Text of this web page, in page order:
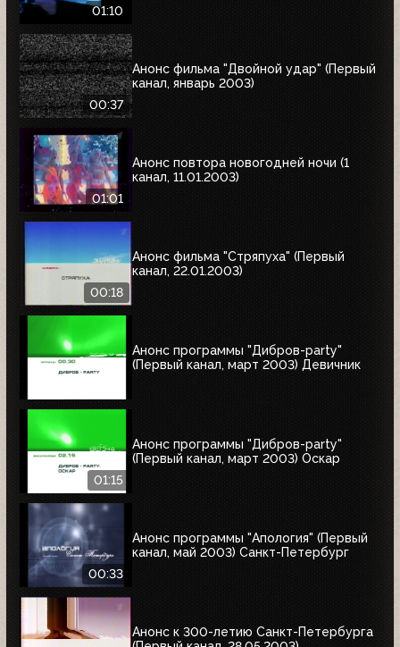
01:10
00:37
Анонс фильма "Двойной удар" (Первый
канал, январь 2003)
01:01
Анонс повтора новогодней ночи (1
канал, 11.01.2003)
00:18
Анонс фильма "Стряпуха" (Первый
канал, 22.01.2003)
Анонс программы "Дибров-party"
(Первый канал, март 2003) Девичник
01:15
Анонс программы "Дибров-party"
(Первый канал, март 2003) Оскар
00:33
Анонс программы "Апология" (Первый
канал, май 2003) Cанкт-Петербург
Анонс к 300-летию Санкт-Петербурга